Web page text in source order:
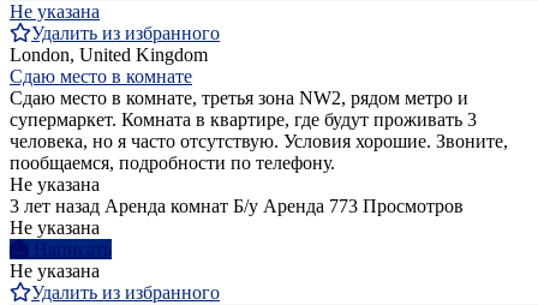
Не указана
Удалить из избранного
London, United Kingdom
Сдаю место в комнате
Сдаю место в комнате, третья зона NW2, рядом метро и
супермаркет. Комната в квартире, где будут проживать 3
человека, но я часто отсутствую. Условия хорошие. Звоните,
пообщаемся, подробности по телефону.
Не указана
3 лет назад Аренда комнат Б/у Аренда 773 Просмотров
Не указана
Написать
Не указана
Удалить из избранного